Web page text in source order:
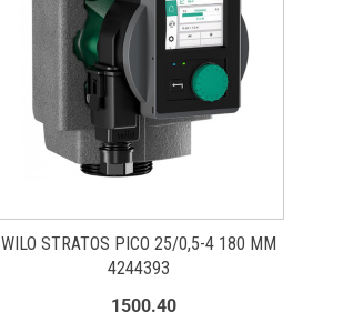
WILO STRATOS PICO 25/0,5-4 180 MM
4244393
1500.40